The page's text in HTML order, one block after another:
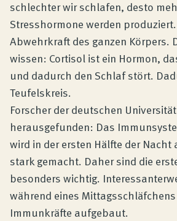
schlechter wir schlafen, desto
Stresshormone werden
Abwehrkraft des ganzen Körpers.
wissen: Cortisol ist ein Hormon,
und dadurch den Schlaf stört.
Teufelskreis.
Forscher der deutschen
herausgefunden: Das
wird in der ersten Hälfte der
stark gemacht. Daher sind die
besonders wichtig.
während eines
Immunkräfte aufgebaut.